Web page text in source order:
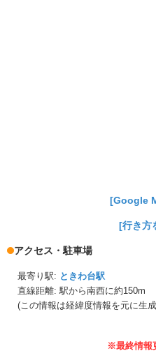
[Google
[行き方
アクセス・駐車場
最寄り駅: ときわ台駅
直線距離: 駅から南西に約150m
(この情報は経緯度情報を元に生